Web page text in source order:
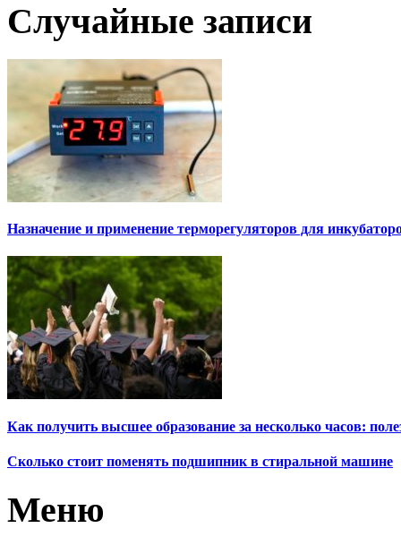
Случайные записи
Назначение и применение терморегуляторов для
Как получить высшее образование за несколько часов:
Сколько стоит поменять подшипник в стиральной машине
Меню